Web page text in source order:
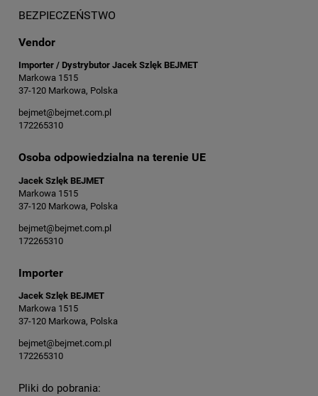
BEZPIECZEŃSTWO
Vendor
Importer / Dystrybutor Jacek Szlęk BEJMET
Markowa 1515
37-120 Markowa, Polska
bejmet@bejmet.com.pl
172265310
Osoba odpowiedzialna na terenie UE
Jacek Szlęk BEJMET
Markowa 1515
37-120 Markowa, Polska
bejmet@bejmet.com.pl
172265310
Importer
Jacek Szlęk BEJMET
Markowa 1515
37-120 Markowa, Polska
bejmet@bejmet.com.pl
172265310
Pliki do pobrania: